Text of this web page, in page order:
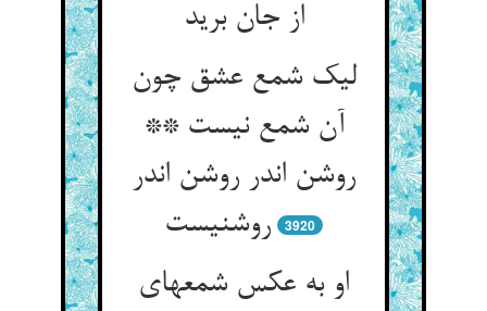
از جان برید
لیک شمع عشق چون
آن شمع نیست **
روشن اندر روشن اندر
روشنیست
3920
او به عکس شمعهای